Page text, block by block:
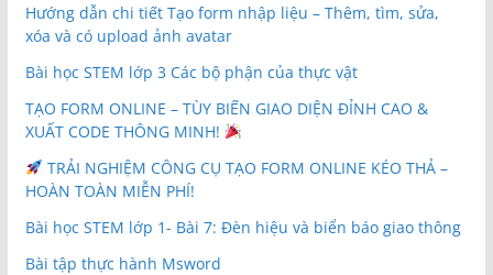
Hướng dẫn chi tiết Tạo form nhập liệu – Thêm, tìm, sửa,
xóa và có upload ảnh avatar
Bài học STEM lớp 3 Các bộ phận của thực vật
TẠO FORM ONLINE – TÙY BIẾN GIAO DIỆN ĐỈNH CAO &
XUẤT CODE THÔNG MINH!
TRẢI NGHIỆM CÔNG CỤ TẠO FORM ONLINE KÉO THẢ –
HOÀN TOÀN MIỄN PHÍ!
Bài học STEM lớp 1- Bài 7: Đèn hiệu và biển báo giao thông
Bài tập thực hành Msword